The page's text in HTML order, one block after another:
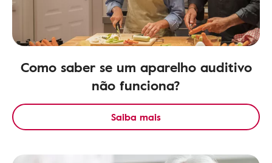
Como saber se um aparelho auditivo
não funciona?
Saiba mais